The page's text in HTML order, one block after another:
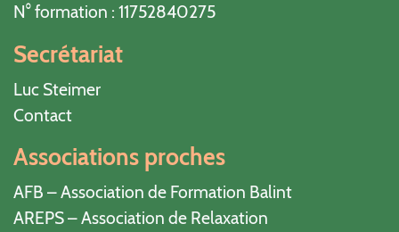
N° formation : 11752840275
Secrétariat
Luc Steimer
Contact
Associations proches
AFB – Association de Formation Balint
AREPS – Association de Relaxation